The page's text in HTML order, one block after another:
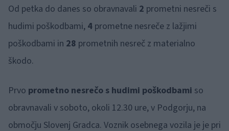
Od petka do danes so obravnavali 2 prometni nesreči s
hudimi poškodbami, 4 prometne nesreče z lažjimi
poškodbami in 28 prometnih nesreč z materialno
škodo.
Prvo prometno nesrečo s hudimi poškodbami so
obravnavali v soboto, okoli 12.30 ure, v Podgorju, na
območju Slovenj Gradca. Voznik osebnega vozila je je pri